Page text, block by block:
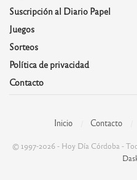
Suscripción al Diario Papel
Juegos
Sorteos
Política de privacidad
Contacto
Inicio Contacto
© 1997-2026 - Hoy Día Córdoba -